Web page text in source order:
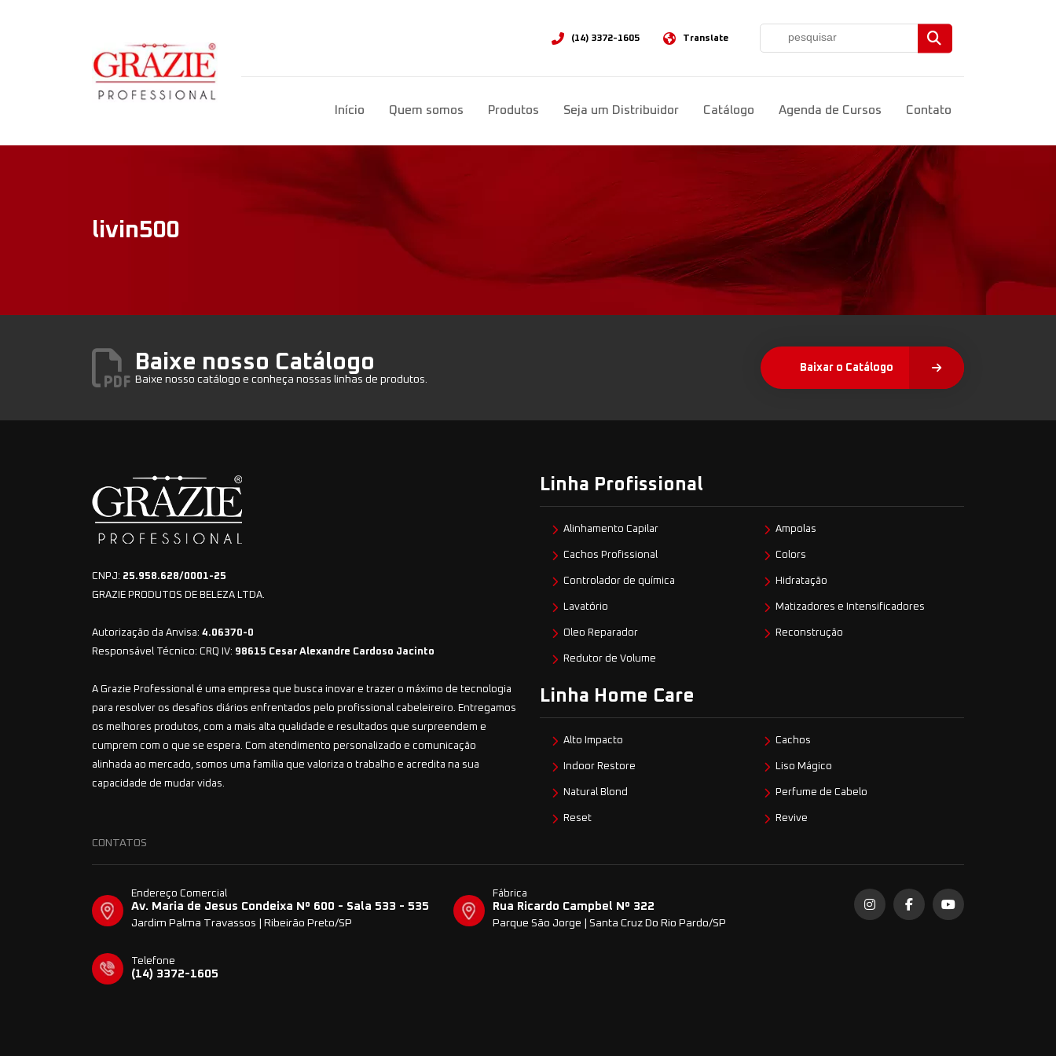
(14) 3372-1605 Translate
Select Language
Início Quem somos Produtos Seja um Distribuidor Catálogo Agenda de Cursos Contato
livin500
Baixe nosso Catálogo
Baixe nosso catálogo e conheça nossas linhas de produtos.
Baixar o Catálogo
CNPJ: 25.958.628/0001-25
GRAZIE PRODUTOS DE BELEZA LTDA.
Autorização da Anvisa: 4.06370-0
Responsável Técnico: CRQ IV: 98615 Cesar Alexandre Cardoso Jacinto
A Grazie Professional é uma empresa que busca inovar e trazer o máximo de tecnologia
para resolver os desafios diários enfrentados pelo profissional cabeleireiro. Entregamos
os melhores produtos, com a mais alta qualidade e resultados que surpreendem e
cumprem com o que se espera. Com atendimento personalizado e comunicação
alinhada ao mercado, somos uma família que valoriza o trabalho e acredita na sua
capacidade de mudar vidas.
Linha Profissional
Alinhamento Capilar Ampolas
Cachos Profissional Colors
Controlador de química Hidratação
Lavatório Matizadores e Intensificadores
Oleo Reparador Reconstrução
Redutor de Volume
Linha Home Care
Alto Impacto Cachos
Indoor Restore Liso Mágico
Natural Blond Perfume de Cabelo
Reset Revive
CONTATOS
Endereço Comercial
Av. Maria de Jesus Condeixa Nº 600 - Sala 533 - 535
Jardim Palma Travassos | Ribeirão Preto/SP
Fábrica
Rua Ricardo Campbel Nº 322
Parque São Jorge | Santa Cruz Do Rio Pardo/SP
Telefone
(14) 3372-1605